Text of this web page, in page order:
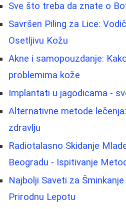
Sve što treba da znate o
Savršen Piling za Lice:
Osetljivu Kožu
Akne i samopouzdanje:
problemima kože
Implantati u jagodicama -
Alternativne metode
zdravlju
Radiotalasno Skidanje
Beogradu - Ispitivanje
Najbolji Saveti za
Prirodnu Lepotu